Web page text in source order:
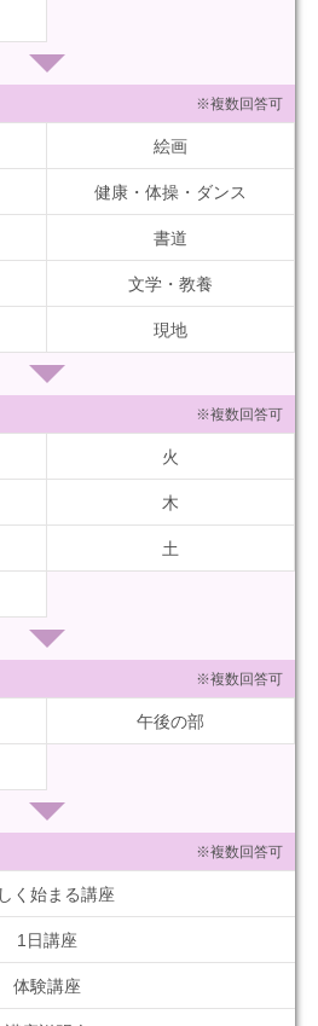
※複数回答可
絵画
健康・体操・ダンス
書道
文学・教養
現地
※複数回答可
火
木
土
※複数回答可
午後の部
※複数回答可
く始まる講座
1日講座
体験講座